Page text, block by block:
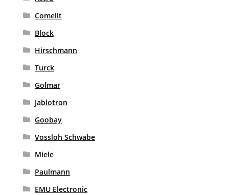
Comelit
Block
Hirschmann
Turck
Golmar
Jablotron
Goobay
Vossloh Schwabe
Miele
Paulmann
EMU Electronic